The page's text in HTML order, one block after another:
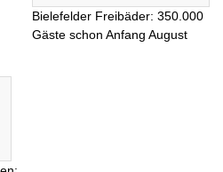
Bielefelder Freibäder: 350.000
Gäste schon Anfang August